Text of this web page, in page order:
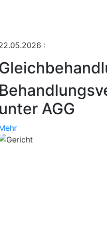
:
AGG